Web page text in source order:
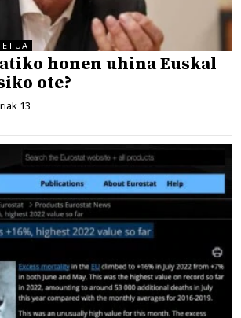
honen uhina Euskal
ote?
13